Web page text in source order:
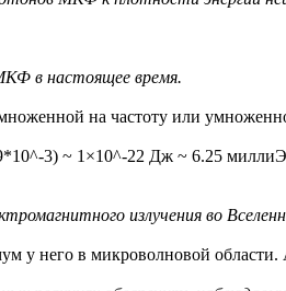
в настоящее время.
на частоту или
3) ~ 1×10^-22 Дж ~ 6.25
излучения во
у него в микроволновой